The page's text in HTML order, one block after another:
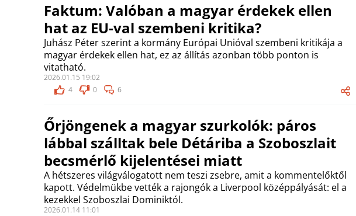
Faktum: Valóban a magyar érdekek ellen
hat az EU-val szembeni kritika?
Juhász Péter szerint a kormány Európai Unióval szembeni kritikája a
magyar érdekek ellen hat, ez az állítás azonban több ponton is
vitatható.
2026.01.15 19:02
4
0 6
Őrjöngenek a magyar szurkolók: páros
lábbal szálltak bele Détáriba a Szoboszlait
becsmérlő kijelentései miatt
A hétszeres világválogatott nem teszi zsebre, amit a kommentelőktől
kapott. Védelmükbe vették a rajongók a Liverpool középpályását: el a
kezekkel Szoboszlai Dominiktól.
2026.01.14 11:01